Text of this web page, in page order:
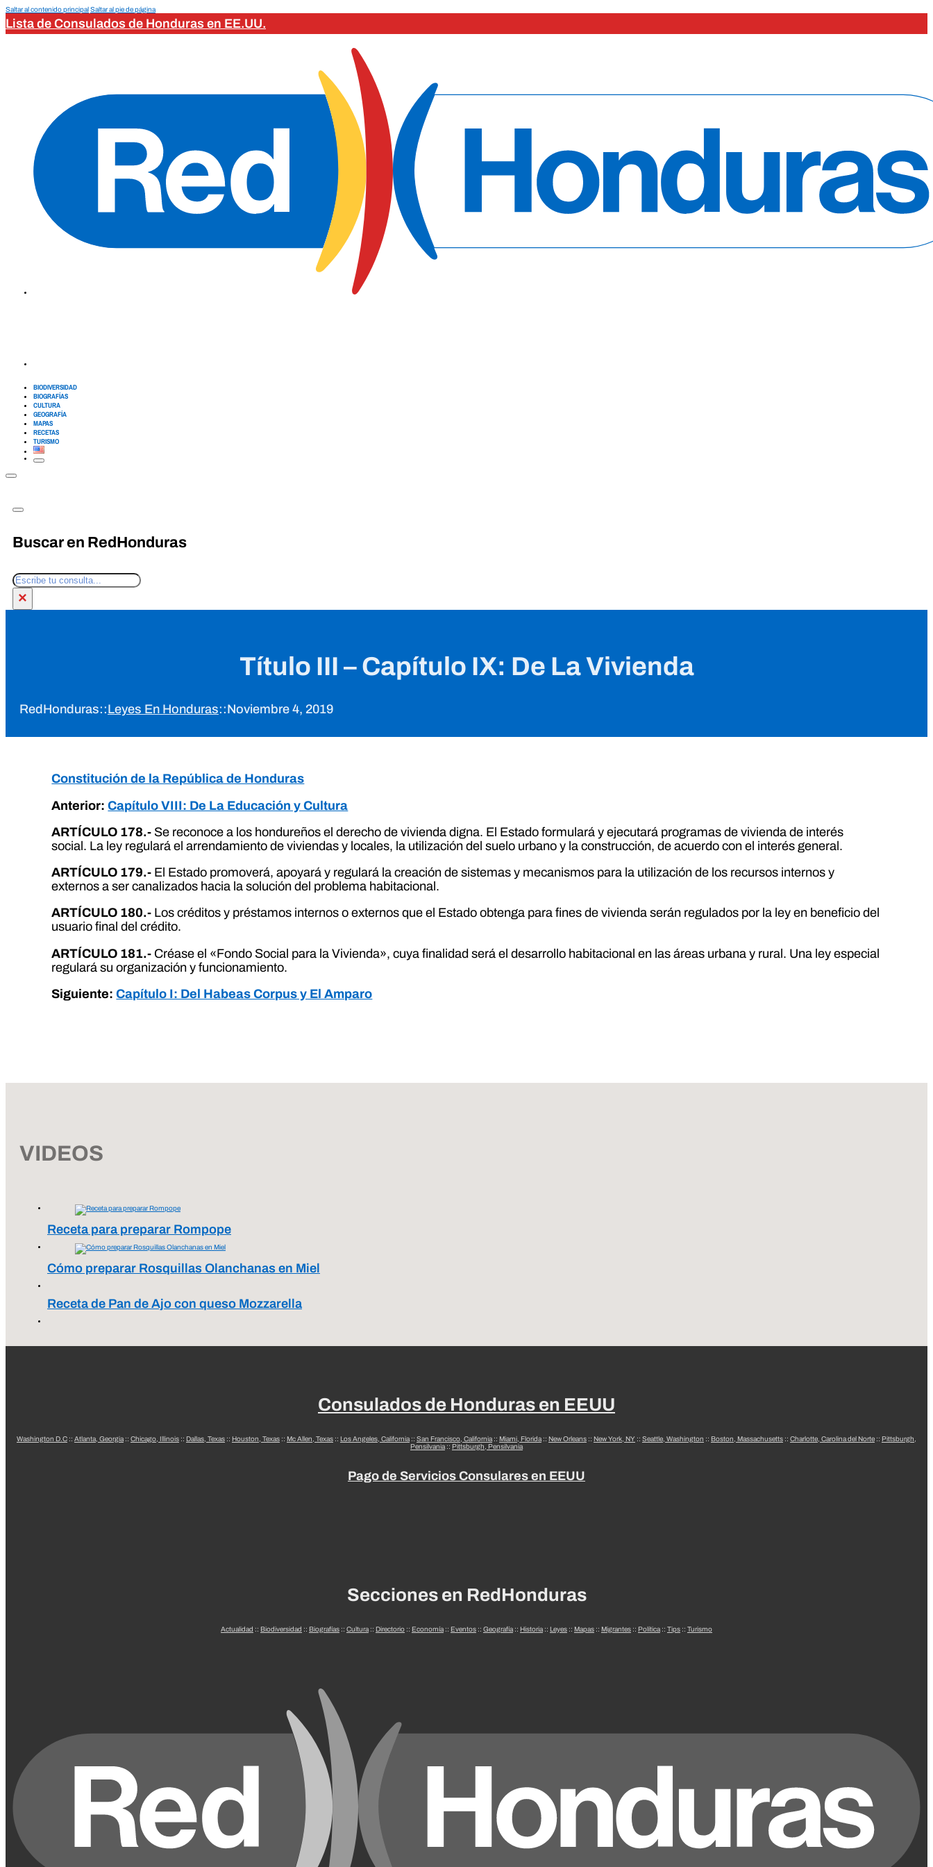
Saltar al contenido principalSaltar al pie de página
Lista de Consulados de Honduras en EE.UU.
BIODIVERSIDAD
BIOGRAFÍAS
CULTURA
GEOGRAFÍA
MAPAS
RECETAS
TURISMO
Buscar en RedHonduras
Buscar
×
Título III – Capítulo IX: De La Vivienda
RedHonduras::Leyes En Honduras::Noviembre 4, 2019
Constitución de la República de Honduras
Anterior:Capítulo VIII: De La Educación y Cultura
ARTÍCULO 178.- Se reconoce a los hondureños el derecho de vivienda digna. El Estado formulará y ejecutará programas de vivienda de interés
social. La ley regulará el arrendamiento de viviendas y locales, la utilización del suelo urbano y la construcción, de acuerdo con el interés general.
ARTÍCULO 179.- El Estado promoverá, apoyará y regulará la creación de sistemas y mecanismos para la utilización de los recursos internos y
externos a ser canalizados hacia la solución del problema habitacional.
ARTÍCULO 180.- Los créditos y préstamos internos o externos que el Estado obtenga para fines de vivienda serán regulados por la ley en beneficio del
usuario final del crédito.
ARTÍCULO 181.- Créase el «Fondo Social para la Vivienda», cuya finalidad será el desarrollo habitacional en las áreas urbana y rural. Una ley especial
regulará su organización y funcionamiento.
Siguiente:Capítulo I: Del Habeas Corpus y El Amparo
VIDEOS
Receta para preparar Rompope
Cómo preparar Rosquillas Olanchanas en Miel
Receta de Pan de Ajo con queso Mozzarella
Consulados de Honduras en EEUU
Washington D.C :: Atlanta, Georgia:: Chicago, Illinois :: Dallas, Texas :: Houston, Texas :: Mc Allen, Texas :: Los Angeles, California:: San Francisco, California:: Miami, Florida:: New Orleans :: New York, NY :: Seattle, Washington :: Boston, Massachusetts :: Charlotte, Carolina del Norte :: Pittsburgh,
Pensilvania:: Pittsburgh, Pensilvania
Pago de Servicios Consulares en EEUU
Secciones en RedHonduras
Actualidad :: Biodiversidad :: Biografías :: Cultura :: Directorio :: Economía :: Eventos :: Geografía :: Historia :: Leyes :: Mapas :: Migrantes :: Política :: Tips :: Turismo